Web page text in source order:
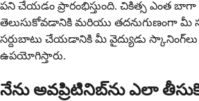
పని చేయడం ప్రారంభిస్తుంది. చికిత్స ఎంత బాగా
తెలుసుకోవడానికి మరియు తదనుగుణంగా మీ
సర్దుబాటు చేయడానికి మీ వైద్యుడు స్కానింగ్‌లు
ఉపయోగిస్తారు.
నేను అవప్రిటినిబ్‌ను ఎలా